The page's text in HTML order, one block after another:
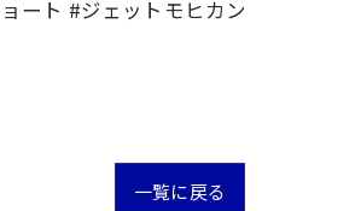
ート #ジェットモヒカン
一覧に戻る